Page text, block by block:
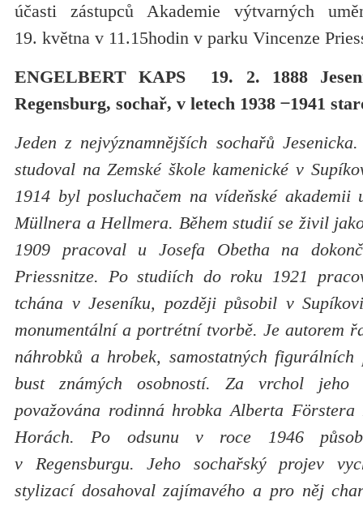
účasti zástupců Akademie výtvarných
19. května v 11.15hodin v parku Vincenze
ENGELBERT KAPS 19. 2. 1888
Regensburg, sochař, v letech 1938 1941
Jeden z nejvýznamnějších sochařů
studoval na Zemské škole kamenické v
1914 byl posluchačem na vídeňské
Müllnera a Hellmera. Během studií se živil
1909 pracoval u Josefa Obetha na
Priessnitze. Po studiích do roku 1921
tchána v Jeseníku, později působil v
monumentální a portrétní tvorbě. Je autorem
náhrobků a hrobek, samostatných
bust známých osobností. Za vrchol
považována rodinná hrobka Alberta
Horách. Po odsunu v roce 1946
v Regensburgu. Jeho sochařský projev
stylizací dosahoval zajímavého a pro něj